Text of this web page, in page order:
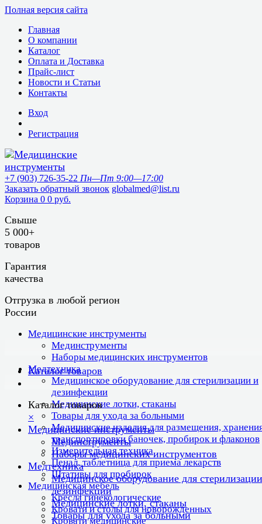
Полная версия сайта
Главная
О компании
Каталог
Оплата и Доставка
Прайс-лист
Новости и Статьи
Контакты
Вход
Регистрация
+7 (903) 726-35-22 Пн—Пт 9:00—17:00
Заказать обратный звонок globalmed@list.ru
Корзина 0 0 руб.
Свыше
5 000+
товаров
Гарантия
качества
Отгрузка в любой регион
России
Медицинские инструменты
Мединструменты
Наборы медицинских инструментов
Медтехника
Медицинское оборудование для стерилизации и
дезинфекции
Медицинские лотки, стаканы
Товары для ухода за больными
Медицинские изделия для размещения,
транспортировки баночек, пробирок и флаконов
Измерительная техника
Пенал, таблетница для приема лекарств
Штативы для пробирок
Медицинская мебель
Кресла гинекологические
Кровати и столы для новорожденных
Кровати медицинские
Каталог товаров
Каталог товаров
×
Медицинские инструменты
Мединструменты
Наборы медицинских инструментов
Медтехника
Медицинское оборудование для
дезинфекции
Медицинские лотки, стаканы
Товары для ухода за больными